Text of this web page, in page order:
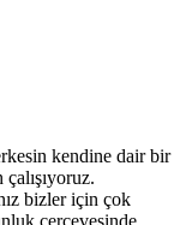
kendine dair bir
bizler için çok